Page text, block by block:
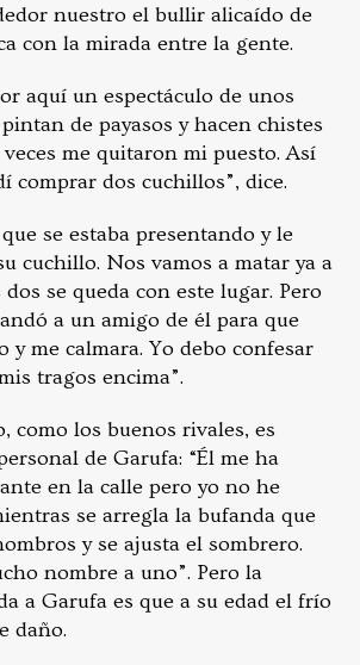
nuestro el bullir alicaído de
con la mirada entre la gente.
aquí un espectáculo de unos
de payasos y hacen chistes
me quitaron mi puesto. Así
comprar dos cuchillos”, dice.
se estaba presentando y le
cuchillo. Nos vamos a matar ya a
se queda con este lugar. Pero
a un amigo de él para que
y me calmara. Yo debo confesar
tragos encima”.
como los buenos rivales, es
de Garufa: “Él me ha
en la calle pero yo no he
se arregla la bufanda que
y se ajusta el sombrero.
nombre a uno”. Pero la
a Garufa es que a su edad el frío
daño.